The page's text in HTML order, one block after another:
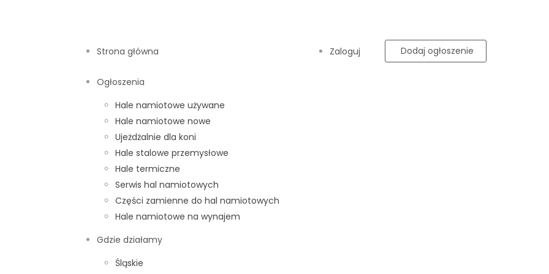
Zaloguj Dodaj ogłoszenie
Strona główna
Ogłoszenia
Hale namiotowe używane
Hale namiotowe nowe
Ujeżdżalnie dla koni
Hale stalowe przemysłowe
Hale termiczne
Serwis hal namiotowych
Części zamienne do hal namiotowych
Hale namiotowe na wynajem
Gdzie działamy
Śląskie
20x20m